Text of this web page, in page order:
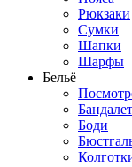
Рюкзаки
Сумки
Шапки
Шарфы
Бельё
Боди